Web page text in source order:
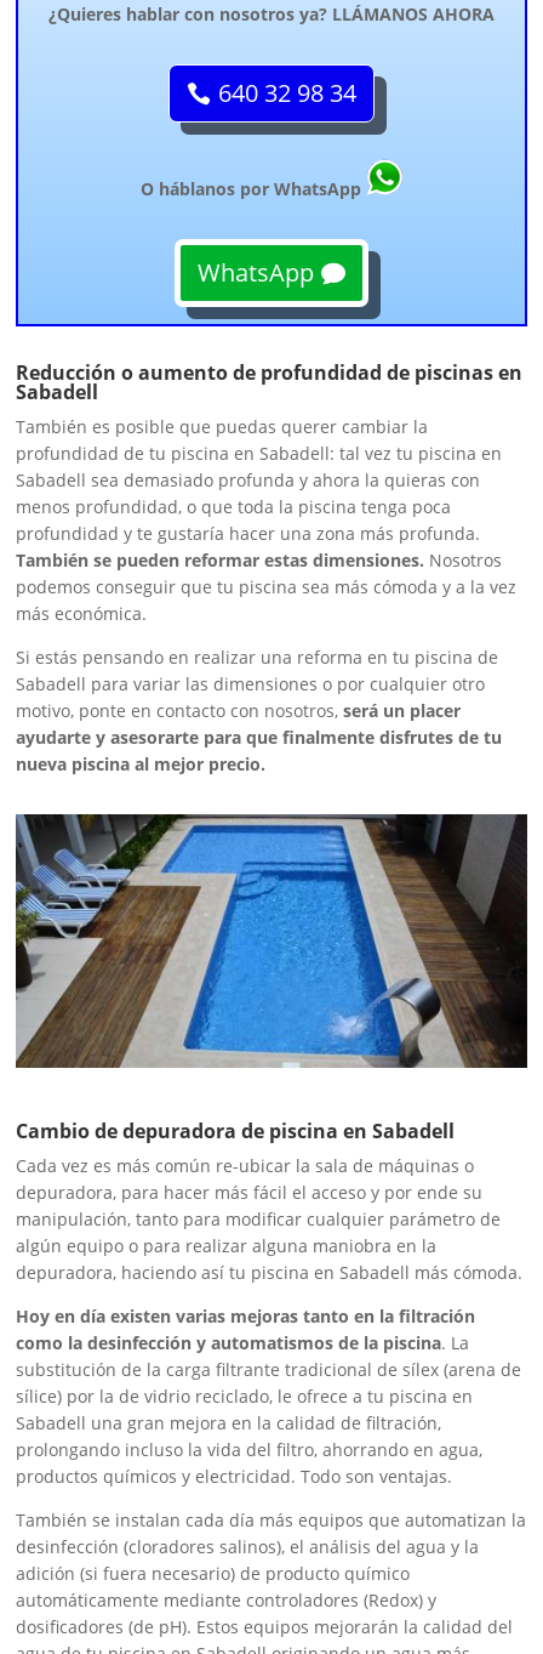
¿Quieres hablar con nosotros ya? LLÁMANOS AHORA
640 32 98 34
O háblanos por WhatsApp
WhatsApp
Reducción o aumento de profundidad de piscinas en
Sabadell
También es posible que puedas querer cambiar la
profundidad de tu piscina en Sabadell: tal vez tu piscina en
Sabadell sea demasiado profunda y ahora la quieras con
menos profundidad, o que toda la piscina tenga poca
profundidad y te gustaría hacer una zona más profunda.
También se pueden reformar estas dimensiones. Nosotros
podemos conseguir que tu piscina sea más cómoda y a la vez
más económica.
Si estás pensando en realizar una reforma en tu piscina de
Sabadell para variar las dimensiones o por cualquier otro
motivo, ponte en contacto con nosotros,será un placer
ayudarte y asesorarte para que finalmente disfrutes de tu
nueva piscina al mejor precio.
Cambio de depuradora de piscina en Sabadell
Cada vez es más común re-ubicar la sala de máquinas o
depuradora, para hacer más fácil el acceso y por ende su
manipulación, tanto para modificar cualquier parámetro de
algún equipo o para realizar alguna maniobra en la
depuradora, haciendo así tu piscina en Sabadell más cómoda.
Hoy en día existen varias mejoras tanto en la filtración
como la desinfección y automatismos de la piscina. La
substitución de la carga filtrante tradicional de sílex (arena de
sílice) por la de vidrio reciclado, le ofrece a tu piscina en
Sabadell una gran mejora en la calidad de filtración,
prolongando incluso la vida del filtro, ahorrando en agua,
productos químicos y electricidad. Todo son ventajas.
También se instalan cada día más equipos que automatizan la
desinfección (cloradores salinos), el análisis del agua y la
adición (si fuera necesario) de producto químico
automáticamente mediante controladores (Redox) y
dosificadores (de pH). Estos equipos mejorarán la calidad del